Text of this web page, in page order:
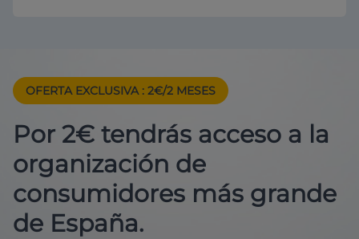
OFERTA EXCLUSIVA : 2€/2 MESES
Por 2€ tendrás acceso a la
organización de
consumidores más grande
de España.